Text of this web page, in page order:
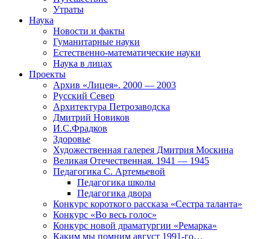
Утраты
Наука
Новости и факты
Гуманитарные науки
Естественно-математические науки
Наука в лицах
Проекты
Архив «Лицея». 2000 — 2003
Русский Север
Архитектура Петрозаводска
Дмитрий Новиков
И.С.Фрадков
Здоровье
Художественная галерея Дмитрия Москина
Великая Отечественная. 1941 — 1945
Педагогика С. Артемьевой
Педагогика школы
Педагогика двора
Конкурс короткого рассказа «Сестра таланта»
Конкурс «Во весь голос»
Конкурс новой драматургии «Ремарка»
Каким мы помним август 1991-го…